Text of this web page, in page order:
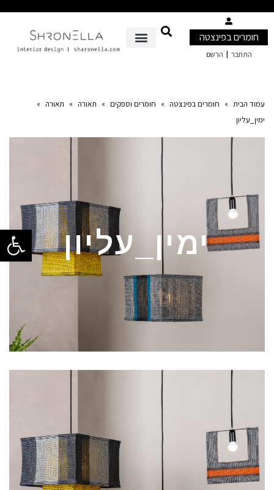
פתח
חומרים בפינצטה
התחבר | הרשם
עמוד הבית » חומרים בפינצטה » חומרים וספקים » תאורה » תאורה »
ימין_עליון
ימין_עליון